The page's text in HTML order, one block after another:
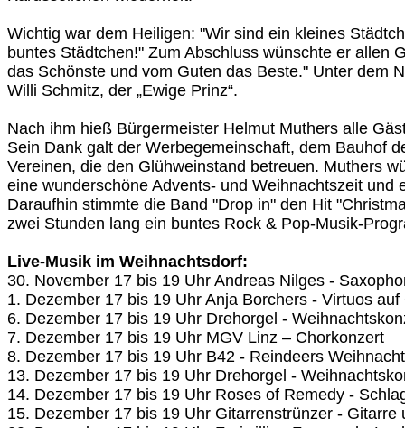
Wichtig war dem Heiligen: "Wir sind ein kleines
buntes Städtchen!" Zum Abschluss wünschte er allen
das Schönste und vom Guten das Beste." Unter dem
Willi Schmitz, der „Ewige Prinz“.
Nach ihm hieß Bürgermeister Helmut Muthers alle
Sein Dank galt der Werbegemeinschaft, dem Bauhof
Vereinen, die den Glühweinstand betreuen. Muthers
eine wunderschöne Advents- und Weihnachtszeit und
Daraufhin stimmte die Band "Drop in" den Hit
zwei Stunden lang ein buntes Rock & Pop-Musik-
Live-Musik im Weihnachtsdorf:
30. November 17 bis 19 Uhr Andreas Nilges -
1. Dezember 17 bis 19 Uhr Anja Borchers - Virtuos
6. Dezember 17 bis 19 Uhr Drehorgel -
7. Dezember 17 bis 19 Uhr MGV Linz – Chorkonzert
8. Dezember 17 bis 19 Uhr B42 - Reindeers
13. Dezember 17 bis 19 Uhr Drehorgel -
14. Dezember 17 bis 19 Uhr Roses of Remedy -
15. Dezember 17 bis 19 Uhr Gitarrenstrünzer - Gitarre